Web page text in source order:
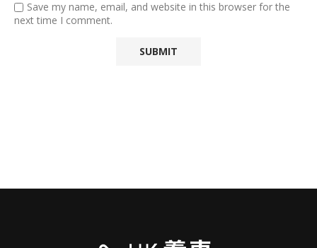
Save my name, email, and website in this browser for the
next time I comment.